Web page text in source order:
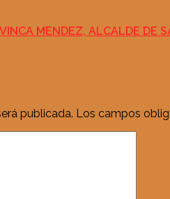
MENDEZ, ALCALDE DE
publicada. Los campos